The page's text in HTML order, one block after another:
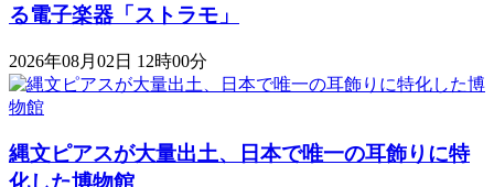
る電子楽器「ストラモ」
2026年08月02日 12時00分
縄文ピアスが大量出土、日本で唯一の耳飾りに特